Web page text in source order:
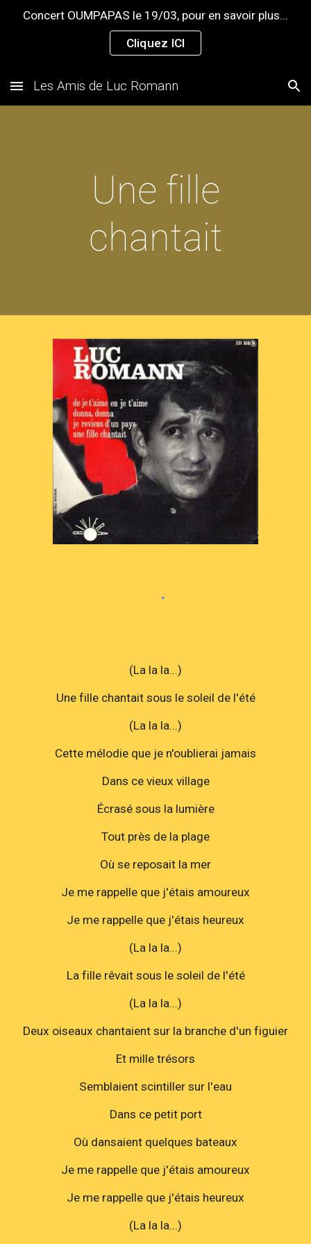
Skip to navigation
Concert OUMPAPAS le 19/03, pour en savoir plus...
Cliquez ICI
Les Amis de Luc Romann
Une fille
chantait
(La la la...)
Une fille chantait sous le soleil de l'été
(La la la...)
Cette mélodie que je n'oublierai jamais
Dans ce vieux village
Écrasé sous la lumière
Tout près de la plage
Où se reposait la mer
Je me rappelle que j'étais amoureux
Je me rappelle que j'étais heureux
(La la la...)
La fille rêvait sous le soleil de l'été
(La la la...)
Deux oiseaux chantaient sur la branche d'un figuier
Et mille trésors
Semblaient scintiller sur l'eau
Dans ce petit port
Où dansaient quelques bateaux
Je me rappelle que j'étais amoureux
Je me rappelle que j'étais heureux
(La la la...)